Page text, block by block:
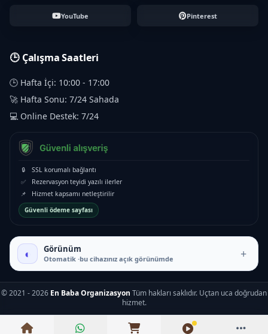
YouTube Pinterest
🕒 Çalışma Saatleri
🕒 Hafta İçi: 10:00 - 17:00
🚀 Hafta Sonu: 7/24 Sahada
💻 Online Destek: 7/24
🔒
SSL korumalı bağlantı
✅
Rezervasyon teyidi yazılı ilerler
📌
Hizmet kapsamı netleştirilir
Güvenli ödeme sayfası
◐ Görünüm
Otomatik ·bu cihazınız açık görünümde +
© 2021 - 2026 En Baba Organizasyon Tüm hakları saklıdır. Uçtan uca doğrudan
hizmet.